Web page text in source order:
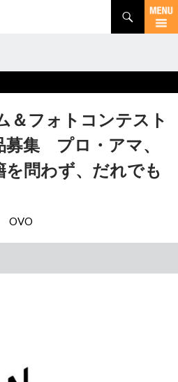
＆フォトコンテスト
募集 プロ・アマ、
を問わず、だれでも
OVO